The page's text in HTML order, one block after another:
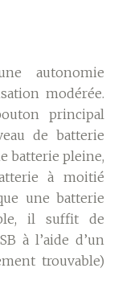
autonomie
modérée.
principal
de batterie
batterie pleine,
à moitié
une batterie
il suffit de
à l’aide d’un
trouvable)